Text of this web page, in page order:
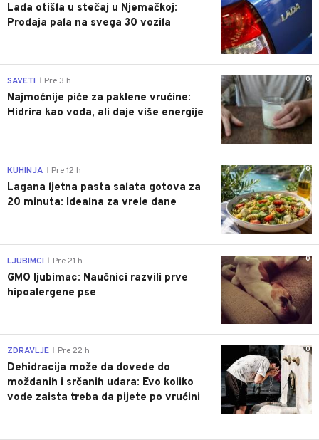
Lada otišla u stečaj u Njemačkoj:
Prodaja pala na svega 30 vozila
0
SAVETI Pre 3 h
Najmoćnije piće za paklene vrućine:
Hidrira kao voda, ali daje više energije
0
KUHINJA Pre 12 h
Lagana ljetna pasta salata gotova za
20 minuta: Idealna za vrele dane
0
LJUBIMCI Pre 21 h
GMO ljubimac: Naučnici razvili prve
hipoalergene pse
0
ZDRAVLJE Pre 22 h
Dehidracija može da dovede do
moždanih i srčanih udara: Evo koliko
vode zaista treba da pijete po vrućini